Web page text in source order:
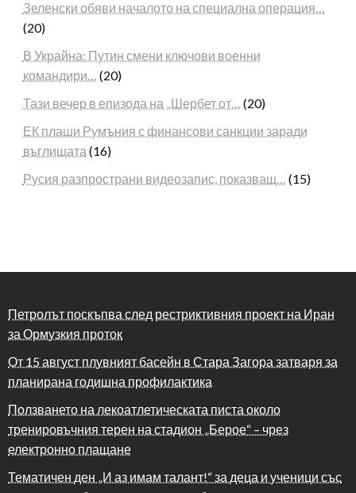
Зеленски обяви началото на специална операция…
(20)
В Украйна: Путин смени ключови военни
командири… (20)
Тази вечер в епизода на „Шербет от… (20)
ЕК плаши Румъния с финансови санкции заради
въглищата (16)
Русия разпространи видеозапис, показващ… (15)
Петролът поскъпва след рестриктивния проект на Иран
за Ормузкия проток
От 15 август плувният басейн в Стара Загора затваря за
планирана годишна профилактика
Ползването на лекоатлетическата писта около
тренировъчния терен на стадион „Берое“ – чрез
електронно плащане
Тематичен ден „И аз имам талант!“ за деца и ученици със